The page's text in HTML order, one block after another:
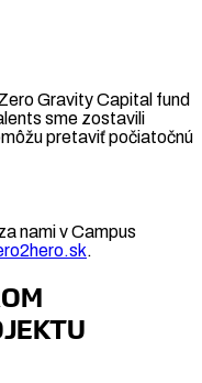
Gravity Capital fund
sme zostavili
pretaviť počiatočnú
nami v Campus
.